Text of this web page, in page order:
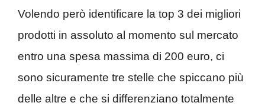
Volendo però identificare la top 3 dei migliori
prodotti in assoluto al momento sul mercato
entro una spesa massima di 200 euro, ci
sono sicuramente tre stelle che spiccano più
delle altre e che si differenziano totalmente